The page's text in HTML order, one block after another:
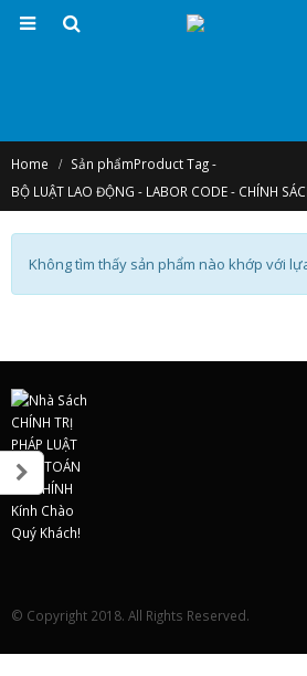
Home Sản phẩmProduct Tag -
BỘ LUẬT LAO ĐỘNG - LABOR CODE - CHÍNH
Không tìm thấy sản phẩm nào khớp với
© Copyright 2018. All Rights Reserved.